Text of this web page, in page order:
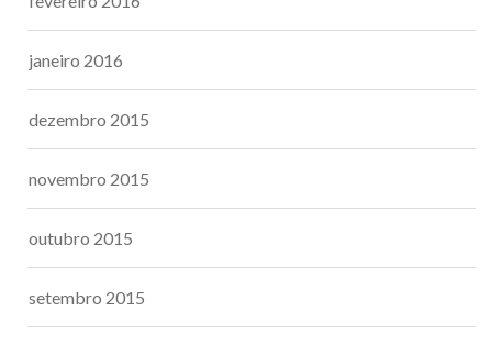
janeiro 2016
dezembro 2015
novembro 2015
outubro 2015
setembro 2015